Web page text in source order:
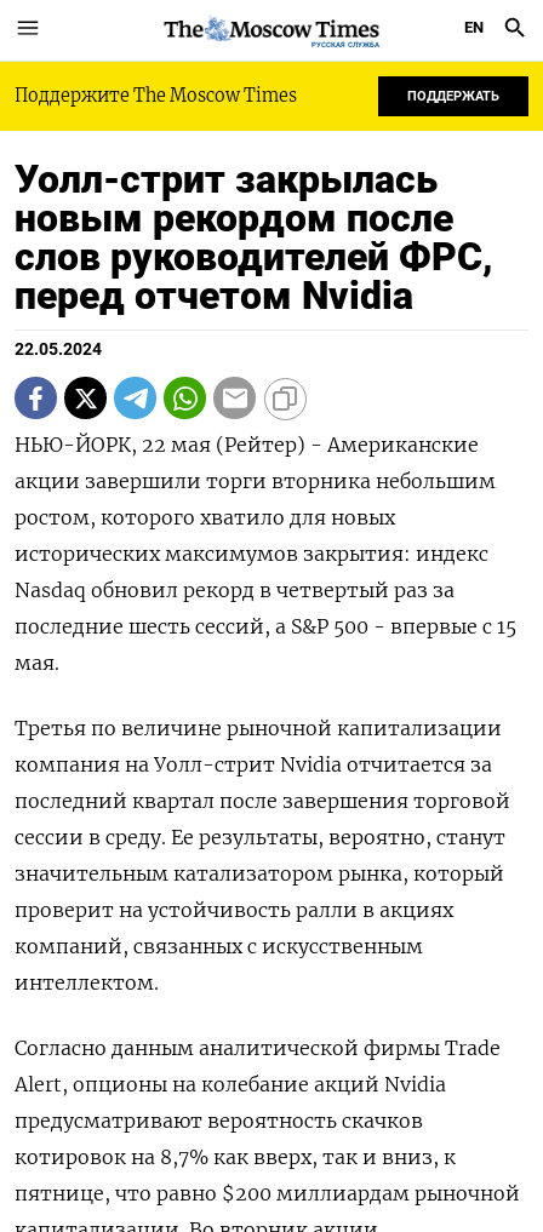
РУССКАЯ СЛУЖБА
EN
Поддержите The Moscow Times ПОДДЕРЖАТЬ
Уолл-стрит закрылась
новым рекордом после
слов руководителей ФРС,
перед отчетом Nvidia
22.05.2024
НЬЮ-ЙОРК, 22 мая (Рейтер) - Американские
акции завершили торги вторника небольшим
ростом, которого хватило для новых
исторических максимумов закрытия: индекс
Nasdaq обновил рекорд в четвертый раз за
последние шесть сессий, а S&P 500 - впервые с 15
мая.
Третья по величине рыночной капитализации
компания на Уолл-стрит Nvidia отчитается за
последний квартал после завершения торговой
сессии в среду. Ее результаты, вероятно, станут
значительным катализатором рынка, который
проверит на устойчивость ралли в акциях
компаний, связанных с искусственным
интеллектом.
Согласно данным аналитической фирмы Trade
Alert, опционы на колебание акций Nvidia
предусматривают вероятность скачков
котировок на 8,7% как вверх, так и вниз, к
пятнице, что равно $200 миллиардам рыночной